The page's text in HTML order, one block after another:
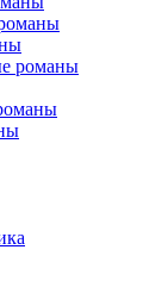
романы